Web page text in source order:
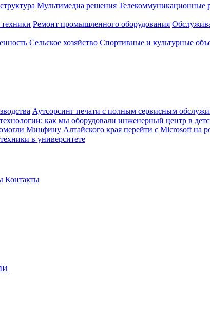
Мультимедиа решения Телекоммуникационные
Ремонт промышленного оборудования
Сельское хозяйство Спортивные и культурные
Аутсорсинг печати с полным сервисным
как мы оборудовали инженерный центр в
Минфину Алтайского края перейти с Microsoft на
в университете
Контакты